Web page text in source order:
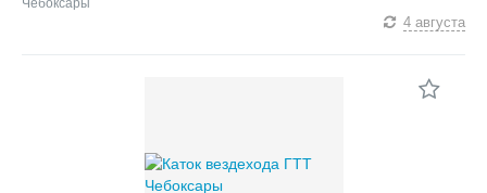
Чебоксары
4 августа